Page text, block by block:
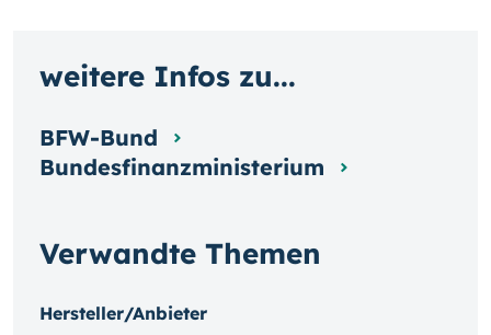
Verwandte Themen
Hersteller/Anbieter
weitere Infos zu...
BFW-Bund
Bundesfinanzministerium